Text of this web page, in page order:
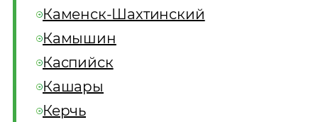
Каменск-Шахтинский
Камышин
Каспийск
Кашары
Керчь